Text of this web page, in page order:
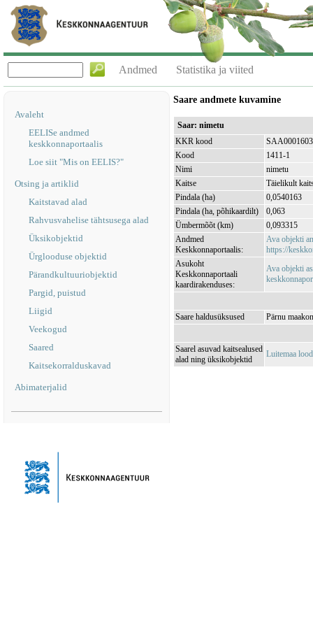
Andmed Statistika ja viited
Avaleht
EELISe andmed
keskkonnaportaalis
Loe siit "Mis on EELIS?"
Otsing ja artiklid
Kaitstavad alad
Rahvusvahelise tähtsusega alad
Üksikobjektid
Ürglooduse objektid
Pärandkultuuriobjektid
Pargid, puistud
Liigid
Veekogud
Saared
Kaitsekorralduskavad
Abimaterjalid
Saare andmete kuvamine
Saar: nimetu
KKR kood
SAA0001603
Kood
1411-1
Nimi
nimetu
Kaitse
Täielikult
Pindala (ha)
0,0540163
Pindala (ha, põhikaardilt)
0,063
Ümbermõõt (km)
0,093315
Andmed
Keskkonnaportaalis:
Ava objekti
https://
Asukoht
Keskkonnaportaali
kaardirakenduses:
Ava objekti
Saare haldusüksused Pärnu
Saarel asuvad kaitsealused
alad ning üksikobjektid
Luitemaa